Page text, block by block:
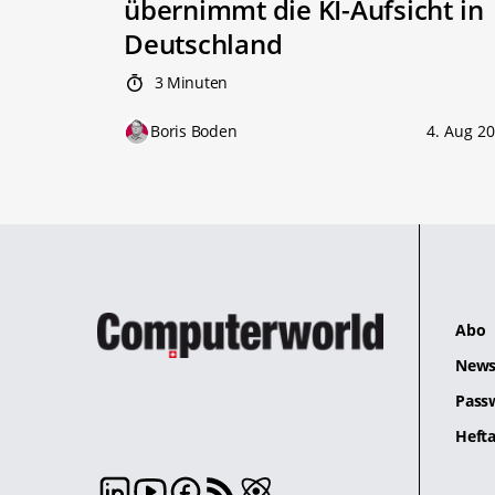
übernimmt die KI-Aufsicht in
Deutschland
3 Minuten
Boris Boden 4. Aug
Abo